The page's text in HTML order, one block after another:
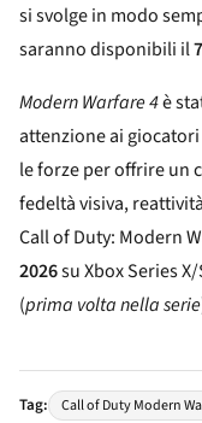
si svolge in modo
saranno disponibili il
Modern Warfare 4è
attenzione ai
le forze per offrire un
fedeltà visiva,
Call of Duty: Modern
2026su Xbox Series
(prima volta nella serie
Tag: Call of Duty Modern